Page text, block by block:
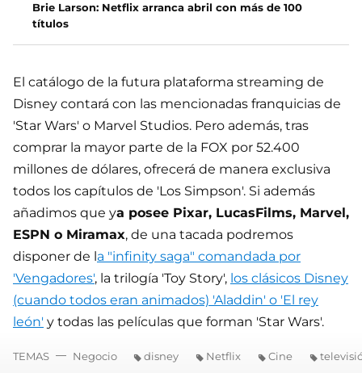
Brie Larson: Netflix arranca abril con más de 100
títulos
El catálogo de la futura plataforma streaming de
Disney contará con las mencionadas franquicias de
'Star Wars' o Marvel Studios. Pero además, tras
comprar la mayor parte de la FOX por 52.400
millones de dólares, ofrecerá de manera exclusiva
todos los capítulos de 'Los Simpson'. Si además
añadimos que ya posee Pixar, LucasFilms, Marvel,
ESPN o Miramax, de una tacada podremos
disponer de la "infinity saga" comandada por
'Vengadores', la trilogía 'Toy Story', los clásicos Disney
(cuando todos eran animados) 'Aladdin' o 'El rey
león' y todas las películas que forman 'Star Wars'.
TEMAS Negocio disney Netflix Cine